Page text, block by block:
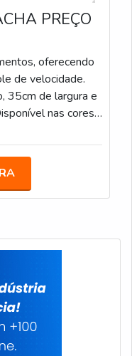
PREÇO
oferecendo
de velocidade.
35cm de largura e
nas cores